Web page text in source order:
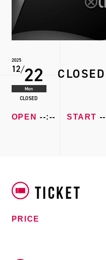
2025
12 22
Mon
CLOSED
OPEN --:-- START
TICKET
PRICE